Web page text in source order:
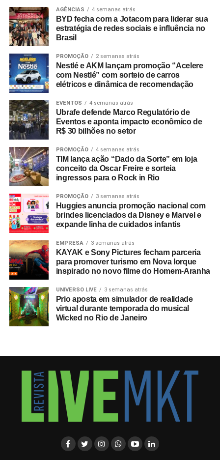
AGÊNCIAS 4 semanas atrás
BYD fecha com a Jotacom para liderar sua
estratégia de redes sociais e influência no
Brasil
PROMOÇÃO 2 semanas atrás
Nestlé e AKM lançam promoção “Acelere
com Nestlé” com sorteio de carros
elétricos e dinâmica de recomendação
EVENTOS 4 semanas atrás
Ubrafe defende Marco Regulatório de
Eventos e aponta impacto econômico de
R$ 30 bilhões no setor
PROMOÇÃO 4 semanas atrás
TIM lança ação “Dado da Sorte” em loja
conceito da Oscar Freire e sorteia
ingressos para o Rock in Rio
PROMOÇÃO 3 semanas atrás
Huggies anuncia promoção nacional com
brindes licenciados da Disney e Marvel e
expande linha de cuidados infantis
EMPRESA 3 semanas atrás
KAYAK e Sony Pictures fecham parceria
para promover turismo em Nova Iorque
inspirado no novo filme do Homem-Aranha
UNIVERSO LIVE 3 semanas atrás
Prio aposta em simulador de realidade
virtual durante temporada do musical
Wicked no Rio de Janeiro